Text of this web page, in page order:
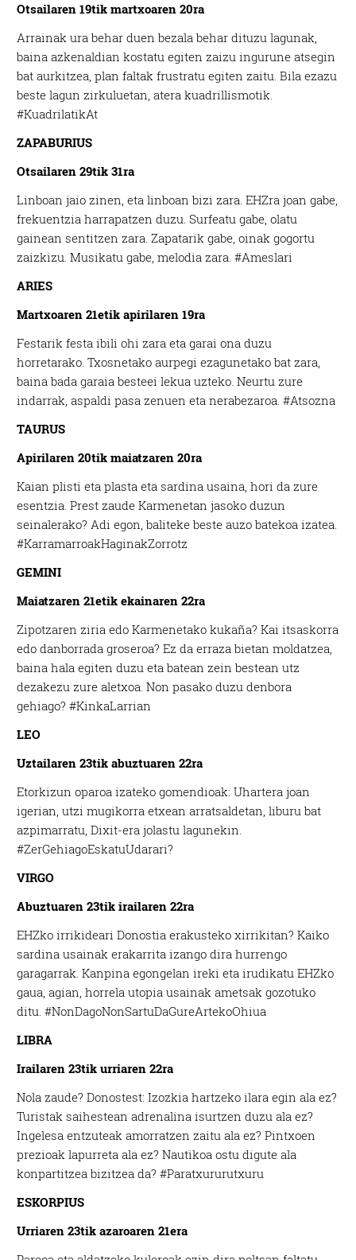
Otsailaren 19tikmartxoaren 20ra
Arrainak ura behar duen bezala behar dituzu lagunak,
baina azkenaldian kostatu egiten zaizu ingurune atsegin
bat aurkitzea, plan faltak frustratu egiten zaitu. Bila ezazu
beste lagun zirkuluetan, atera kuadrillismotik.
#KuadrilatikAt
ZAPABURIUS
Otsailaren29tik 31ra
Linboan jaio zinen, eta linboan bizi zara. EHZra joan gabe,
frekuentzia harrapatzen duzu. Surfeatu gabe, olatu
gainean sentitzen zara. Zapatarik gabe, oinak gogortu
zaizkizu. Musikatu gabe, melodia zara. #Ameslari
ARIES
Martxoaren 21etikapirilaren 19ra
Festarik festa ibili ohi zara eta garai ona duzu
horretarako. Txosnetako aurpegi ezagunetako bat zara,
baina bada garaia besteei lekua uzteko. Neurtu zure
indarrak, aspaldi pasa zenuen eta nerabezaroa. #Atsozna
TAURUS
Apirilaren 20tikmaiatzaren 20ra
Kaian plisti eta plasta eta sardina usaina, hori da zure
esentzia. Prest zaude Karmenetan jasoko duzun
seinalerako? Adi egon, baliteke beste auzo batekoa izatea.
#KarramarroakHaginakZorrotz
GEMINI
Maiatzaren 21etikekainaren 22ra
Zipotzaren ziria edo Karmenetako kukaña? Kai itsaskorra
edo danborrada groseroa? Ez da erraza bietan moldatzea,
baina hala egiten duzu eta batean zein bestean utz
dezakezu zure aletxoa. Non pasako duzu denbora
gehiago? #KinkaLarrian
LEO
Uztailaren 23tikabuztuaren 22ra
Etorkizun oparoa izateko gomendioak: Uhartera joan
igerian, utzi mugikorra etxean arratsaldetan, liburu bat
azpimarratu, Dixit-era jolastu lagunekin.
#ZerGehiagoEskatuUdarari?
VIRGO
Abuztuaren 23tikirailaren 22ra
EHZko irrikideari Donostia erakusteko xirrikitan? Kaiko
sardina usainak erakarrita izango dira hurrengo
garagarrak. Kanpina egongelan ireki eta irudikatu EHZko
gaua, agian, horrela utopia usainak ametsak gozotuko
ditu. #NonDagoNonSartuDaGureArtekoOhiua
LIBRA
Irailaren 23tikurriaren 22ra
Nola zaude? Donostest: Izozkia hartzeko ilara egin ala ez?
Turistak saihestean adrenalina isurtzen duzu ala ez?
Ingelesa entzuteak amorratzen zaitu ala ez? Pintxoen
prezioak lapurreta ala ez? Nautikoa ostu digute ala
konpartitzea bizitzea da? #Paratxururutxuru
ESKORPIUS
Urriaren 23tikazaroaren 21era